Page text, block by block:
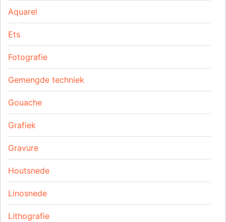
Aquarel
Ets
Fotografie
Gemengde techniek
Gouache
Grafiek
Gravure
Houtsnede
Linosnede
Lithografie